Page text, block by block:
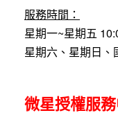
服務時間：
星期一~星期五
星期六、星期日、
微星授權服務